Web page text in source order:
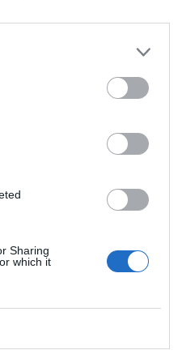
Sharing
which it
που
το
του
καλά,
αν
γίνουν